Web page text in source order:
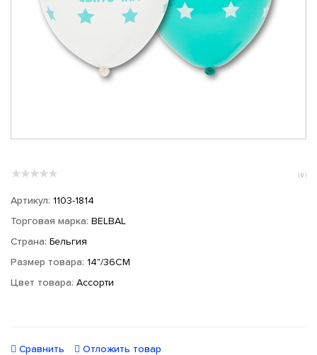
( 0 )
Артикул: 1103-1814
Торговая марка: BELBAL
Страна: Бельгия
Размер товара: 14"/36СМ
Цвет товара: Ассорти
Сравнить Отложить товар